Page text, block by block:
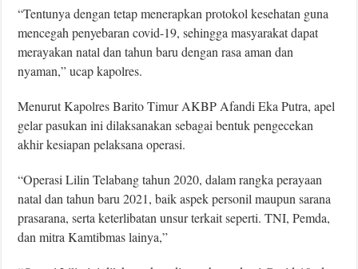
“Tentunya dengan tetap menerapkan protokol kesehatan guna
mencegah penyebaran covid-19, sehingga masyarakat dapat
merayakan natal dan tahun baru dengan rasa aman dan
nyaman,” ucap kapolres.
Menurut Kapolres Barito Timur AKBP Afandi Eka Putra, apel
gelar pasukan ini dilaksanakan sebagai bentuk pengecekan
akhir kesiapan pelaksana operasi.
“Operasi Lilin Telabang tahun 2020, dalam rangka perayaan
natal dan tahun baru 2021, baik aspek personil maupun sarana
prasarana, serta keterlibatan unsur terkait seperti. TNI, Pemda,
dan mitra Kamtibmas lainya,”